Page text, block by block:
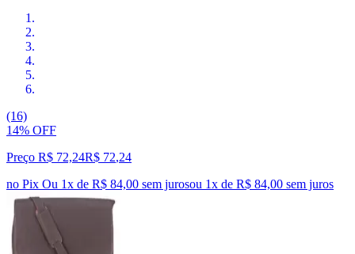
(16)
14% OFF
Preço R$ 72,24R$ 72,24
no Pix Ou 1x de R$ 84,00 sem jurosou 1x de R$ 84,00 sem juros